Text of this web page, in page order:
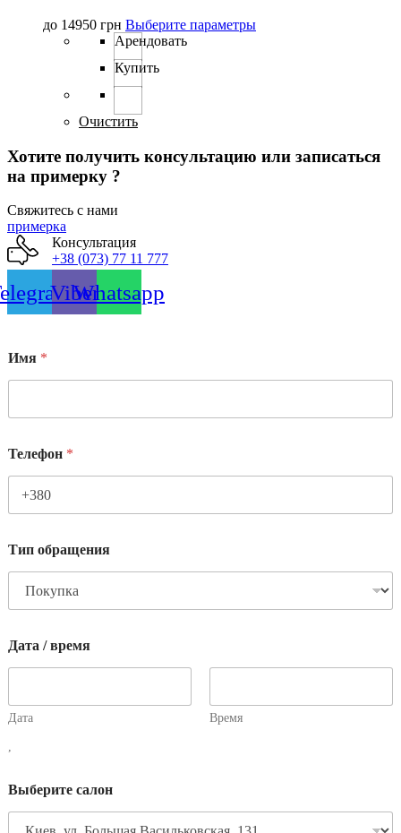
до 14950 грн Выберите параметрыЭтот
на
Арендовать
Купить
Очистить
Хотите получить консультацию или записаться
на примерку ?
Свяжитесь с нами
примерка
Консультация
+38 (073) 77 11 777
ViberWhatsapp
Имя *
Телефон *
Тип обращения
Дата / время
Дата Время
,
Выберите салон